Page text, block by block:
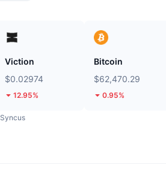
Viction
$0.02974
12.95%
Bitcoin
$62,470.29
0.95%
Syncus